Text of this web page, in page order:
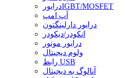
درایورIGBT/MOSFET
آپ امپ
درایور دارلینگتون
انکودر/دیکودر
درایور موتور
ولوم دیجیتال
رابط USB
آنالوگ به دیجیتال